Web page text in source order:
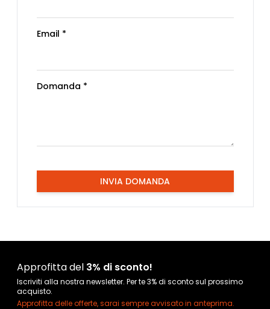
Email *
Domanda *
INVIA DOMANDA
Approfitta del 3% di sconto!
Iscriviti alla nostra newsletter. Per te 3% di sconto sul prossimo
acquisto.
Approfitta delle offerte, sarai sempre avvisato in anteprima.